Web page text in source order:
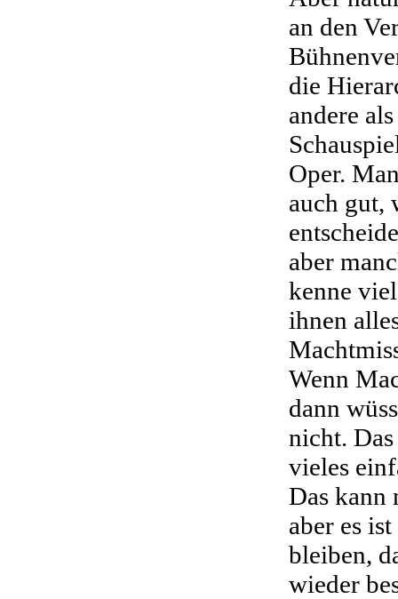
an den
die
andere
Oper.
auch gut,
aber
kenne
ihnen
Wenn
dann
nicht.
vieles
Das kann
aber es
bleiben,
wieder